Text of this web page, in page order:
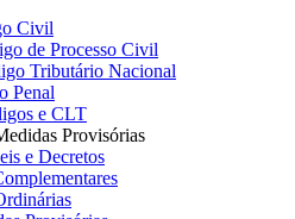
Civil
de Processo Civil
Tributário Nacional
Penal
e CLT
Provisórias
e Decretos